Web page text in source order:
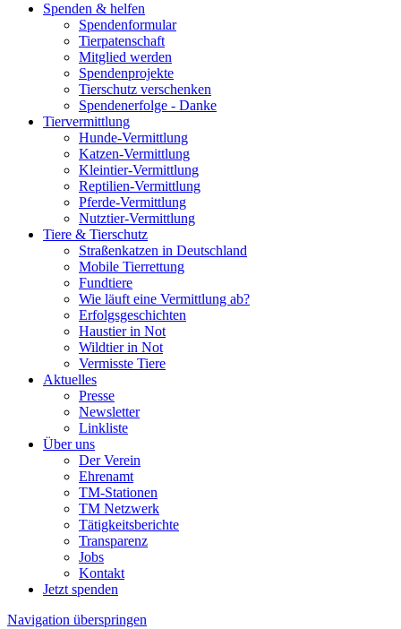
Spenden & helfen
Spendenformular
Tierpatenschaft
Mitglied werden
Spendenprojekte
Tierschutz verschenken
Spendenerfolge - Danke
Tiervermittlung
Hunde-Vermittlung
Katzen-Vermittlung
Kleintier-Vermittlung
Reptilien-Vermittlung
Pferde-Vermittlung
Nutztier-Vermittlung
Tiere & Tierschutz
Straßenkatzen in Deutschland
Mobile Tierrettung
Fundtiere
Wie läuft eine Vermittlung ab?
Erfolgsgeschichten
Haustier in Not
Wildtier in Not
Vermisste Tiere
Aktuelles
Presse
Newsletter
Linkliste
Über uns
Der Verein
Ehrenamt
TM-Stationen
TM Netzwerk
Tätigkeitsberichte
Transparenz
Jobs
Kontakt
Jetzt spenden
Navigation überspringen